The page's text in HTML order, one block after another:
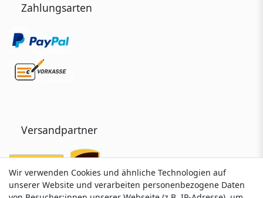
Zahlungsarten
Versandpartner
Wir verwenden Cookies und ähnliche Technologien auf
unserer Website und verarbeiten personenbezogene Daten
Wir verwenden Cookies und ähnliche Technologien auf
unserer Website und verarbeiten personenbezogene Daten